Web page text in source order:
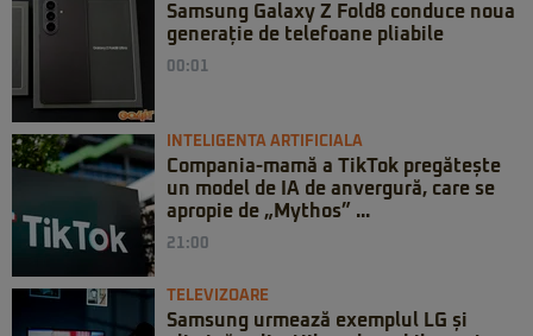
Samsung Galaxy Z Fold8 conduce noua
generație de telefoane pliabile
00:01
INTELIGENTA ARTIFICIALA
Compania-mamă a TikTok pregătește
un model de IA de anvergură, care se
apropie de „Mythos” ...
21:00
TELEVIZOARE
Samsung urmează exemplul LG și